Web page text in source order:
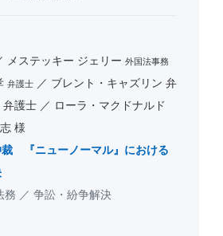
メステッキー ジェリー 外国法事務
弁護士
ブレント・キャズリン 弁
弁護士
ローラ・マクドナルド
様
裁 『ニューノーマル』における
務
争訟・紛争解決